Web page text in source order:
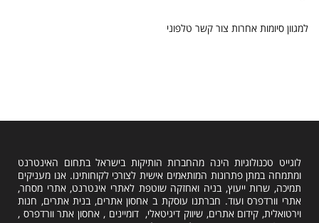
למגוון סיומות אחרות צור קשר טלפוני
לוגייט טכנולוגיות הינה מהחברות הותיקות בישראל בתחום האינטרנט
ומתמחה במתן פתרונות המותאמים אישית לצורכי לקוחותינו. אנו מעניקים
תמיכה, שרות ייעוץ, בניה ואחזקה שוטפת לאתרי אינטרנט, אתרי מסחר,
אתרי וורדפרס ועוד. חברתנו עוסקת ב אחסון אתרים, בנית אתרים, חנות
וירטואלית, קידום אתרים, שיווק דיגיטאלי, דומיינים , אחסון אתר וורדפרס ,